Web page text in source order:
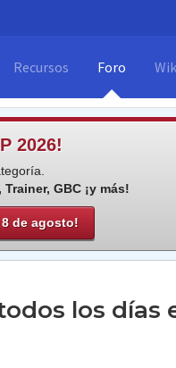
Recursos Foro
2026!
GBC ¡y más!
de agosto!
los días